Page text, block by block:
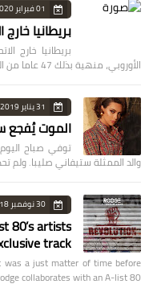
01 فبراير 2020
بريطانيا خارج
الأوروبي، منهية بذلك 47 عاما من الزواج الصاخب بين لند…
31 يناير 2019
الموت يُفجع
والد الممثلة ستيفاني صليبا. ولم
30 نوفمبر 2018
80’s artists
track!
was a just matter of time before
collaborates with an A-list 80’…